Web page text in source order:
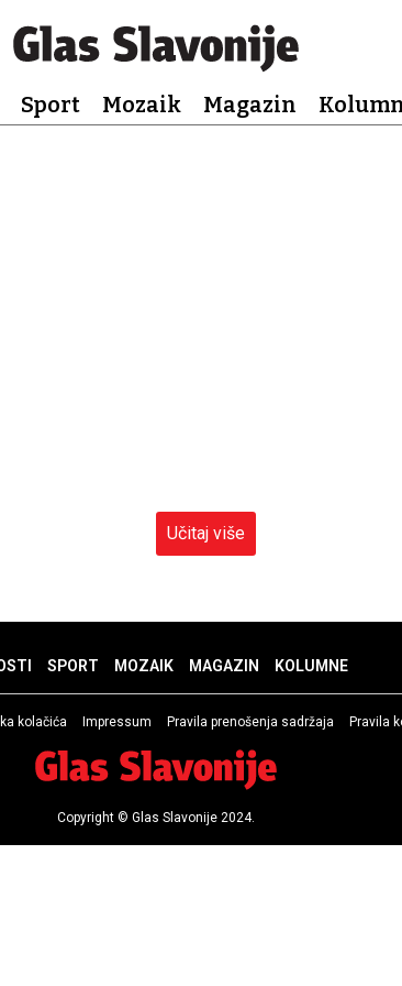
Sport Mozaik Magazin
Učitaj više
SPORT MOZAIK MAGAZIN KOLUMNE
kolačića Impressum Pravila prenošenja sadržaja Pravila
Copyright © Glas Slavonije 2024.